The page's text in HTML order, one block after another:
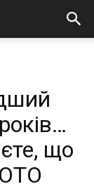
що